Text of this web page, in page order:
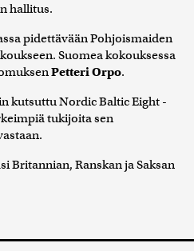
hallitus.
pidettävään Pohjoismaiden
Suomea kokouksessa
Petteri Orpo.
kutsuttu Nordic Baltic Eight -
tukijoita sen
Britannian, Ranskan ja Saksan